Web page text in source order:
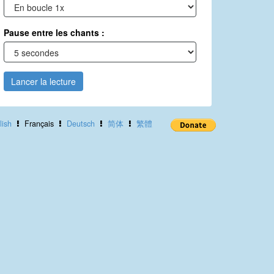
Pause entre les chants :
Lancer la lecture
Français Deutsch 简体 繁體